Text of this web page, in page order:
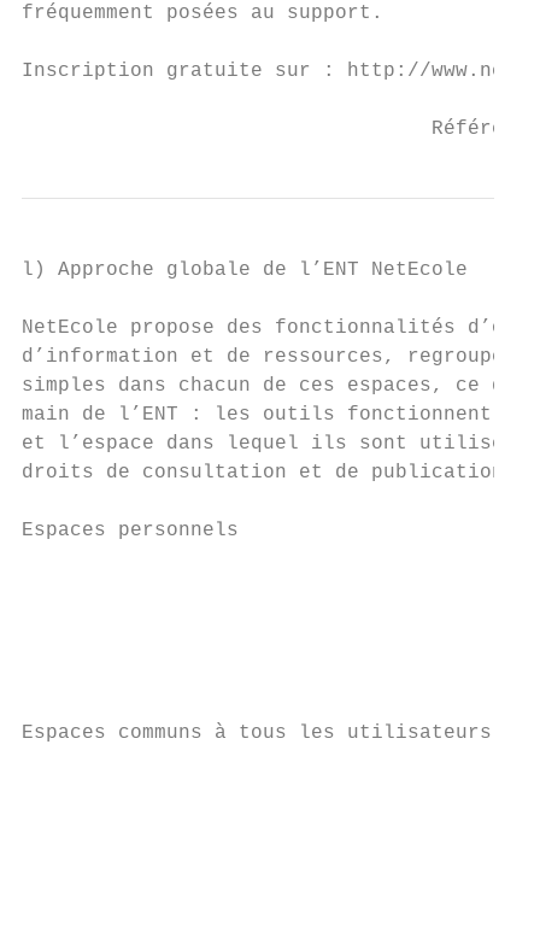
fréquemment posées au support.
Inscription gratuite sur : http://
l) Approche globale de l’ENT NetEcole
NetEcole propose des fonctionnalités
d’information et de ressources,
simples dans chacun de ces espaces, ce
main de l’ENT : les outils fonctionnent
et l’espace dans lequel ils sont
droits de consultation et de publication
Espaces personnels
Espaces communs à tous les utilisateurs